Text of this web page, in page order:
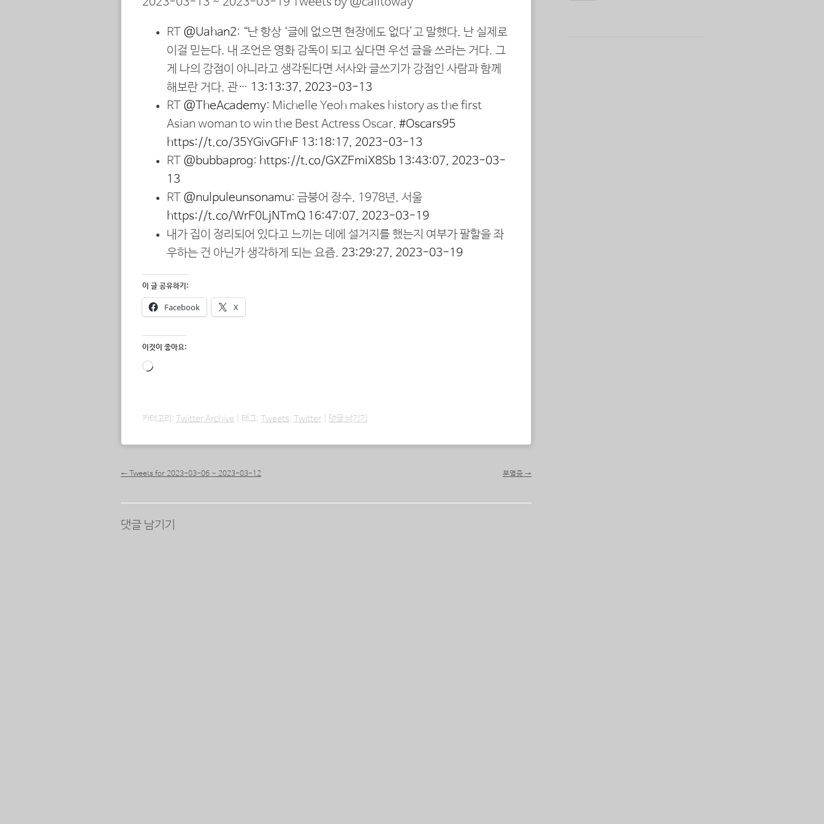
RT @Uahan2: “난 항상 ‘글에 없으면 현장에도 없다’고 말했다. 난 실제로
이걸 믿는다. 내 조언은 영화 감독이 되고 싶다면 우선 글을 쓰라는 거다. 그
게 나의 강점이 아니라고 생각된다면 서사와 글쓰기가 강점인 사람과 함께
해보란 거다. 관… 13:13:37, 2023-03-13
RT @TheAcademy: Michelle Yeoh makes history as the first
Asian woman to win the Best Actress Oscar. #Oscars95
https://t.co/35YGivGFhF 13:18:17, 2023-03-13
RT @bubbaprog: https://t.co/GXZFmiX8Sb 13:43:07, 2023-03-
13
RT @nulpuleunsonamu: 금붕어 장수, 1978년, 서울
https://t.co/WrE0LjNTmQ 16:47:07, 2023-03-19
내가 집이 정리되어 있다고 느끼는 데에 설거지를 했는지 여부가 팔할을 좌
우하는 건 아닌가 생각하게 되는 요즘. 23:29:27, 2023-03-19
이 글 공유하기:
Facebook X
이것이 좋아요:
로
카테고리: Twitter Archive 태그: Tweets, Twitter 댓글 남기기
포스트 내비게이션
← Tweets for 2023-03-06 ~ 2023-03-12 분열증 →
댓글 남기기